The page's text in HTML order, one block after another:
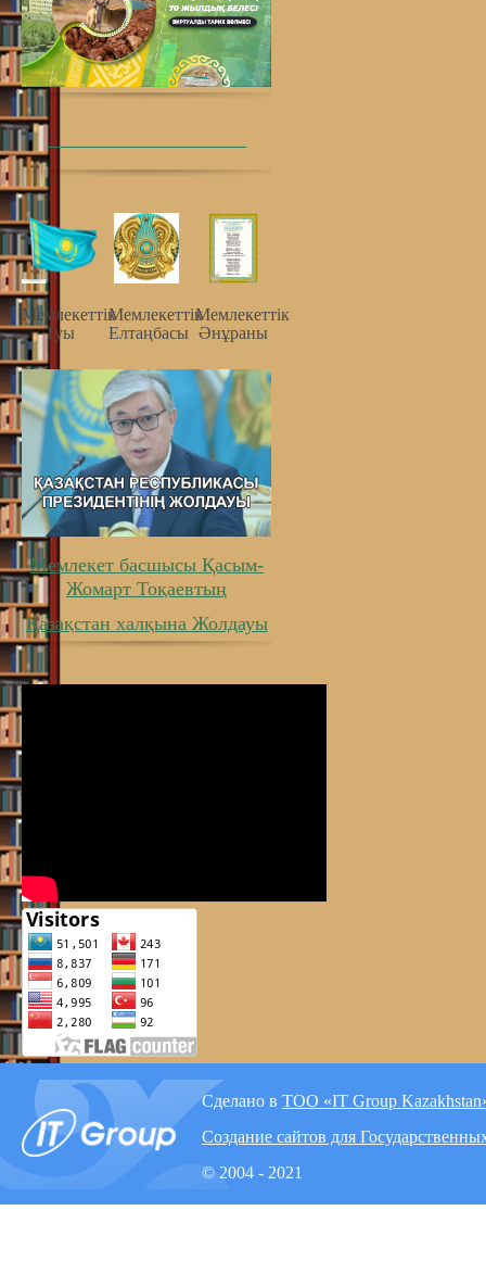
Мемлекеттiк
Туы
Мемлекеттiк
Елтаңбасы
Мемлекеттiк
Әнұраны
Мемлекет басшысы Қасым-
Жомарт Тоқаевтың
Қазақстан халқына Жолдауы
Сделано в ТОО «IT Group
Создание сайтов для
© 2004 - 2021